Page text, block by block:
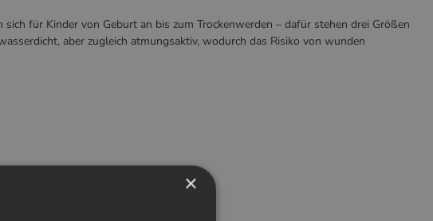
für Kinder von Geburt an bis zum Trockenwerden – dafür stehen drei Größen
aber zugleich atmungsaktiv, wodurch das Risiko von wunden
×